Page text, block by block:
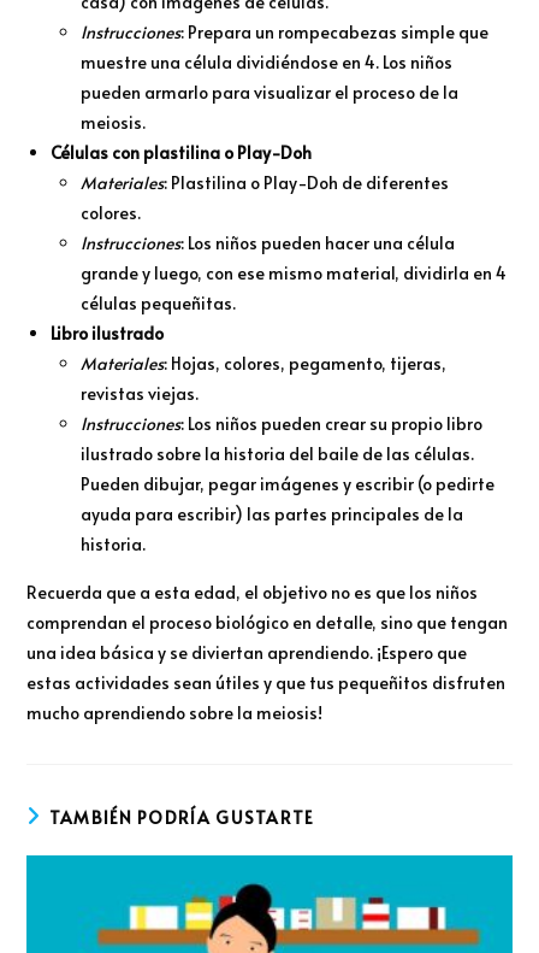
Instrucciones: Prepara un rompecabezas simple que
muestre una célula dividiéndose en 4. Los niños
pueden armarlo para visualizar el proceso de la
meiosis.
Células con plastilina o Play-Doh
Materiales: Plastilina o Play-Doh de diferentes
colores.
Instrucciones: Los niños pueden hacer una célula
grande y luego, con ese mismo material, dividirla en 4
células pequeñitas.
Libro ilustrado
Materiales: Hojas, colores, pegamento, tijeras,
revistas viejas.
Instrucciones: Los niños pueden crear su propio libro
ilustrado sobre la historia del baile de las células.
Pueden dibujar, pegar imágenes y escribir (o pedirte
ayuda para escribir) las partes principales de la
historia.
Recuerda que a esta edad, el objetivo no es que los niños
comprendan el proceso biológico en detalle, sino que tengan
una idea básica y se diviertan aprendiendo. ¡Espero que
estas actividades sean útiles y que tus pequeñitos disfruten
mucho aprendiendo sobre la meiosis!
TAMBIÉN PODRÍA GUSTARTE